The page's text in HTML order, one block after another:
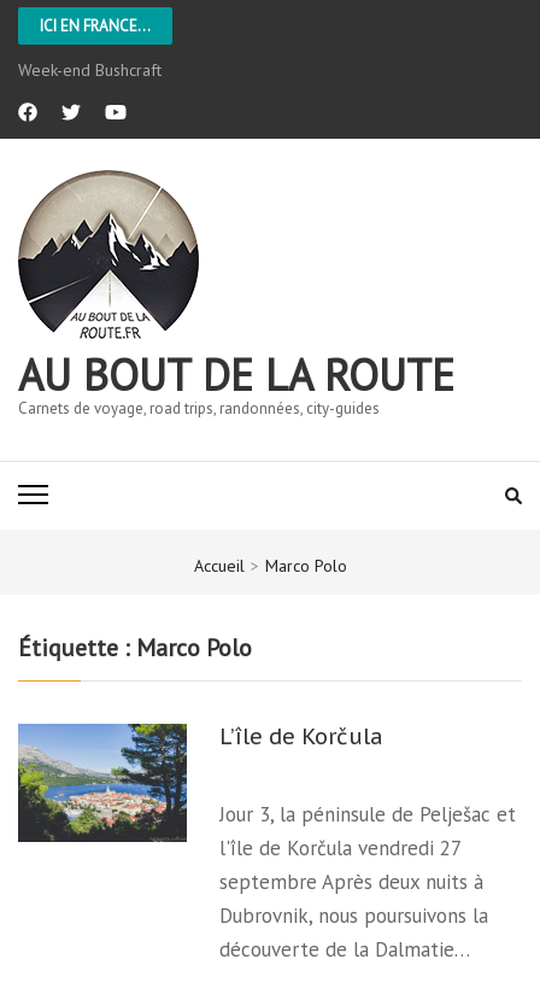
ICI EN FRANCE...
Week-end Bushcraft
AU BOUT DE LA ROUTE
Carnets de voyage, road trips, randonnées, city-guides
Accueil > Marco Polo
Étiquette : Marco Polo
L’île de Korčula
Jour 3, la péninsule de Pelješac et
l'île de Korčula vendredi 27
septembre Après deux nuits à
Dubrovnik, nous poursuivons la
découverte de la Dalmatie…